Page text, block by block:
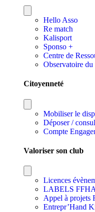
Hello Asso
Re match
Kalisport
Sponso +
Centre de
Observatoire du
Citoyenneté
Mobiliser le
Déposer /
Compte
Valoriser son club
Licences
LABELS
Appel à
Entrepr’Hand